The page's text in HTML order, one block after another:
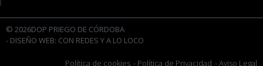
© 2026DOP PRIEGO DE CÓRDOBA
- DISEÑO WEB: CON REDES Y A LO LOCO
Política de cookies - Política de Privacidad - Aviso Legal